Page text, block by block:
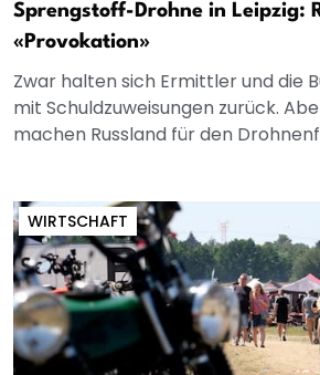
Sprengstoff-Drohne in Leipzig:
«Provokation»
Zwar halten sich Ermittler und die
mit Schuldzuweisungen zurück.
machen Russland für den
WIRTSCHAFT